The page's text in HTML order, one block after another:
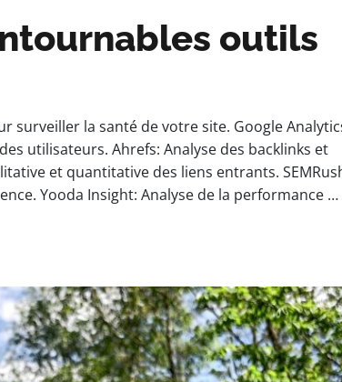
outils
surveiller la santé de votre site. Google
utilisateurs. Ahrefs: Analyse des backlinks et
et quantitative des liens entrants.
Yooda Insight: Analyse de la performance …